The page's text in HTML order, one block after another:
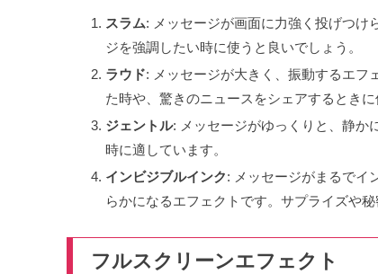
スラム: メッセージが画面に力強く投げつけ
ジを強調したい時に使うと良いでしょう。
ラウド: メッセージが大きく、振動するエフ
た時や、驚きのニュースをシェアするときに
ジェントル: メッセージがゆっくりと、静か
時に適しています。
インビジブルインク: メッセージがまるでイ
らかになるエフェクトです。サプライズや
フルスクリーンエフェクト